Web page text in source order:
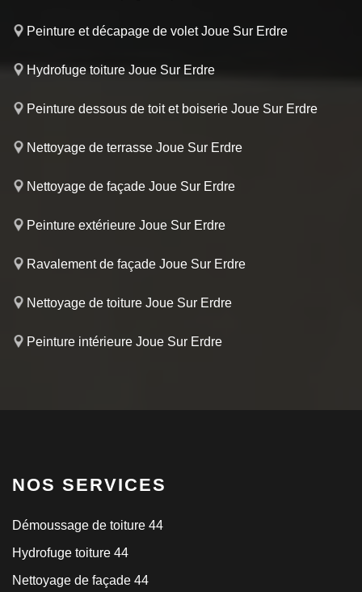
Peinture et décapage de volet Joue Sur Erdre
Hydrofuge toiture Joue Sur Erdre
Peinture dessous de toit et boiserie Joue Sur Erdre
Nettoyage de terrasse Joue Sur Erdre
Nettoyage de façade Joue Sur Erdre
Peinture extérieure Joue Sur Erdre
Ravalement de façade Joue Sur Erdre
Nettoyage de toiture Joue Sur Erdre
Peinture intérieure Joue Sur Erdre
NOS SERVICES
Démoussage de toiture 44
Hydrofuge toiture 44
Nettoyage de façade 44